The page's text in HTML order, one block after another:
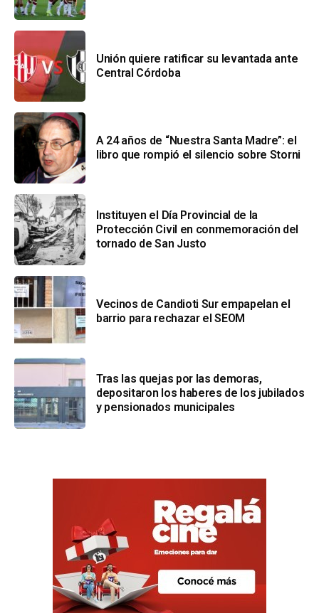
Unión quiere ratificar su levantada ante
Central Córdoba
A 24 años de “Nuestra Santa Madre”: el
libro que rompió el silencio sobre Storni
Instituyen el Día Provincial de la
Protección Civil en conmemoración del
tornado de San Justo
Vecinos de Candioti Sur empapelan el
barrio para rechazar el SEOM
Tras las quejas por las demoras,
depositaron los haberes de los jubilados
y pensionados municipales